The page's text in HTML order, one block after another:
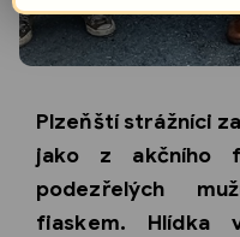
Plzeňští strážníci
jako z akčního
podezřelých
fiaskem. Hlídka